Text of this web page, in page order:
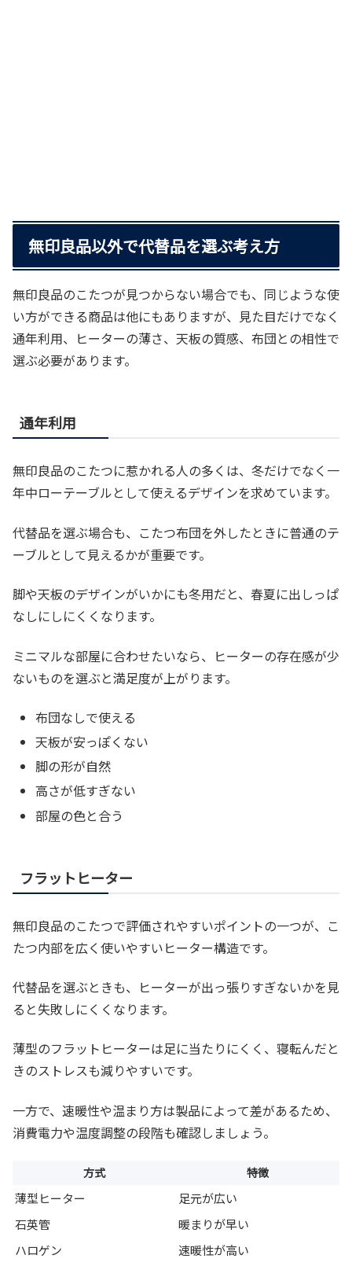
無印良品以外で代替品を選ぶ考え方
無印良品のこたつが見つからない場合でも、同じような使
い方ができる商品は他にもありますが、見た目だけでなく
通年利用、ヒーターの薄さ、天板の質感、布団との相性で
選ぶ必要があります。
通年利用
無印良品のこたつに惹かれる人の多くは、冬だけでなく一
年中ローテーブルとして使えるデザインを求めています。
代替品を選ぶ場合も、こたつ布団を外したときに普通のテ
ーブルとして見えるかが重要です。
脚や天板のデザインがいかにも冬用だと、春夏に出しっぱ
なしにしにくくなります。
ミニマルな部屋に合わせたいなら、ヒーターの存在感が少
ないものを選ぶと満足度が上がります。
布団なしで使える
天板が安っぽくない
脚の形が自然
高さが低すぎない
部屋の色と合う
フラットヒーター
無印良品のこたつで評価されやすいポイントの一つが、こ
たつ内部を広く使いやすいヒーター構造です。
代替品を選ぶときも、ヒーターが出っ張りすぎないかを見
ると失敗しにくくなります。
薄型のフラットヒーターは足に当たりにくく、寝転んだと
きのストレスも減りやすいです。
一方で、速暖性や温まり方は製品によって差があるため、
消費電力や温度調整の段階も確認しましょう。
方式 特徴
薄型ヒーター
足元が広い
石英管
暖まりが早い
ハロゲン
速暖性が高い